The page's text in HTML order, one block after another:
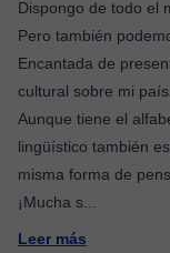
Dispongo de todo el
Pero también
Encantada de
cultural sobre mi país.
Aunque tiene el
lingüístico también
misma forma de
¡Mucha s
Leer más